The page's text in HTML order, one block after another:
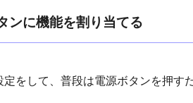
ンに機能を割り当てる
をして、普段は電源ボタンを押す